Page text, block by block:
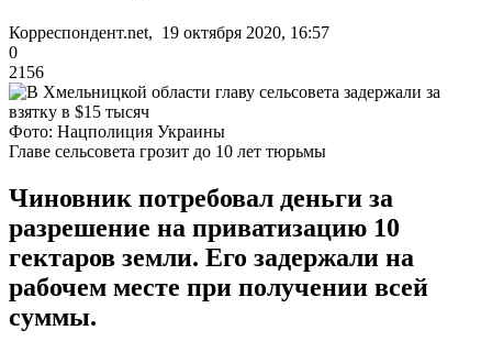
Корреспондент.net, 19 октября 2020, 16:57
0
2156
Фото: Нацполиция Украины
Главе сельсовета грозит до 10 лет тюрьмы
Чиновник потребовал деньги за
разрешение на приватизацию 10
гектаров земли. Его задержали на
рабочем месте при получении всей
суммы.